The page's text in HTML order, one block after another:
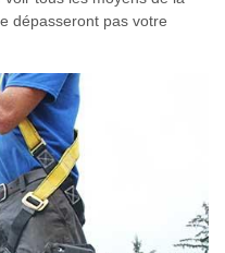
dépasseront pas votre